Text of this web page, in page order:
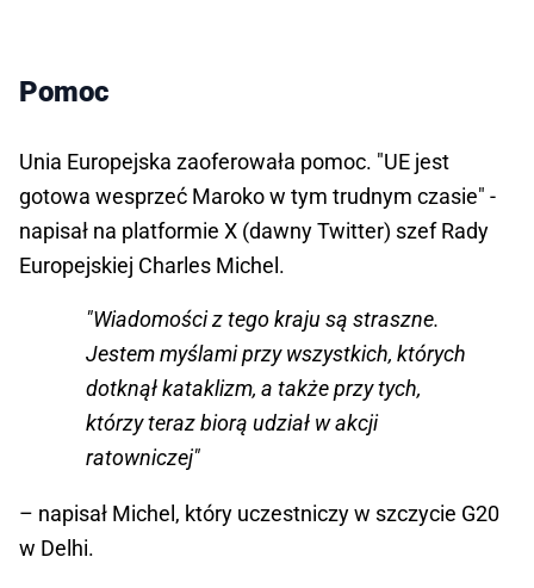
Pomoc
Unia Europejska zaoferowała pomoc. "UE jest
gotowa wesprzeć Maroko w tym trudnym czasie" -
napisał na platformie X (dawny Twitter) szef Rady
Europejskiej Charles Michel.
"Wiadomości z tego kraju są straszne.
Jestem myślami przy wszystkich, których
dotknął kataklizm, a także przy tych,
którzy teraz biorą udział w akcji
ratowniczej"
– napisał Michel, który uczestniczy w szczycie G20
w Delhi.